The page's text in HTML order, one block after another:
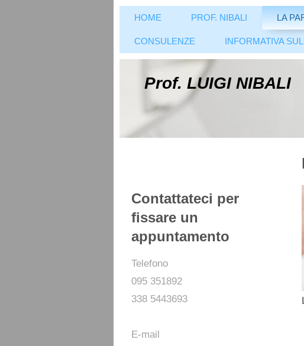
HOME PROF. NIBALI LA
CONSULENZE INFORMATIVA
Prof. LUIGI NIBALI
Contattateci per
fissare un
appuntamento
Telefono
095 351892
338 5443693
E-mail